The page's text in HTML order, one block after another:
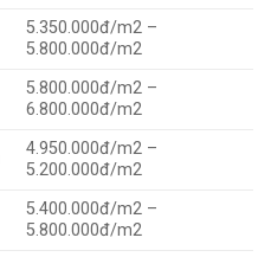
5.350.000đ/m2 –
5.800.000đ/m2
5.800.000đ/m2 –
6.800.000đ/m2
4.950.000đ/m2 –
5.200.000đ/m2
5.400.000đ/m2 –
5.800.000đ/m2